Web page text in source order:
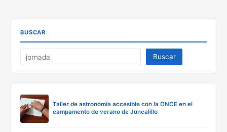
BUSCAR
Buscar
Taller de astronomía accesible con la ONCE en el
campamento de verano de Juncalillo